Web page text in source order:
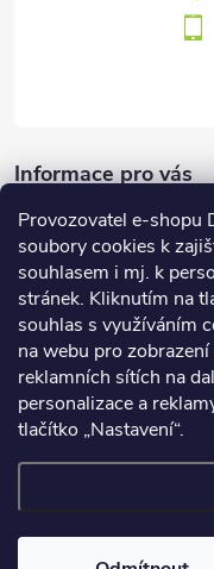
Provozovatel e-shopu
soubory cookies k
souhlasem i mj. k
stránek. Kliknutím na
souhlas s využíváním
na webu pro
reklamních sítích na
personalizace a
tlačítko „Nastavení“.
Informace pro vás
Dotazník
Co
Počet hlasů:437
Facebook